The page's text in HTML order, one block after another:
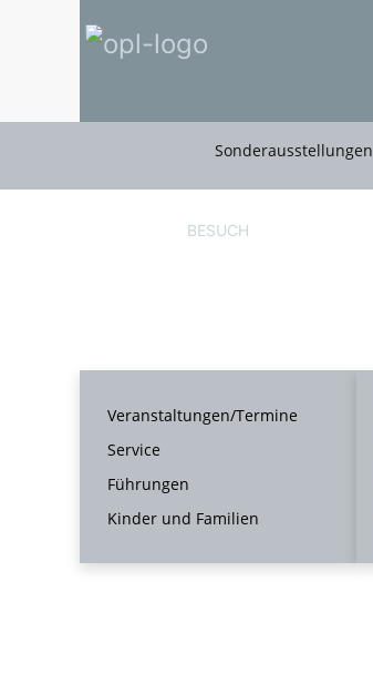
BESUCH
Veranstaltungen/Termine
Service
Führungen
Kinder und Familien
Sonderausstellungen